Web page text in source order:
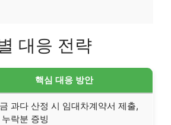
대응 전략
핵심 대응 방안
과다 산정 시 임대차계약서 제출,
락분 증빙